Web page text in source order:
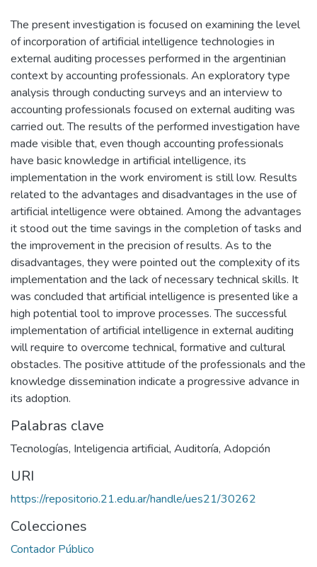
The present investigation is focused on examining the level
of incorporation of artificial intelligence technologies in
external auditing processes performed in the argentinian
context by accounting professionals. An exploratory type
analysis through conducting surveys and an interview to
accounting professionals focused on external auditing was
carried out. The results of the performed investigation have
made visible that, even though accounting professionals
have basic knowledge in artificial intelligence, its
implementation in the work enviroment is still low. Results
related to the advantages and disadvantages in the use of
artificial intelligence were obtained. Among the advantages
it stood out the time savings in the completion of tasks and
the improvement in the precision of results. As to the
disadvantages, they were pointed out the complexity of its
implementation and the lack of necessary technical skills. It
was concluded that artificial intelligence is presented like a
high potential tool to improve processes. The successful
implementation of artificial intelligence in external auditing
will require to overcome technical, formative and cultural
obstacles. The positive attitude of the professionals and the
knowledge dissemination indicate a progressive advance in
its adoption.
Palabras clave
Tecnologías, Inteligencia artificial, Auditoría, Adopción
URI
https://repositorio.21.edu.ar/handle/ues21/30262
Colecciones
Contador Público